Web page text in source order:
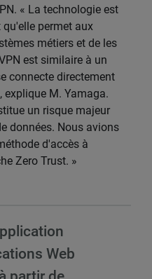
« La technologie est
permet aux
métiers et de les
est similaire à un
connecte directement
explique M. Yamaga.
un risque majeur
données. Nous avions
d'accès à
Zero Trust. »
Web